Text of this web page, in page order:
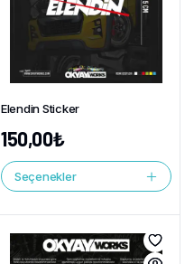
Elendin Sticker
150,00₺
Seçenekler